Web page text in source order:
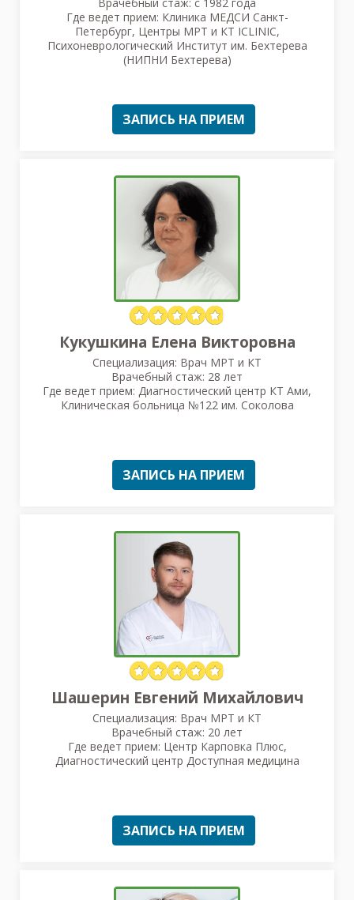
Где ведет прием: Клиника МЕДСИ Санкт-
Петербург, Центры МРТ и КТ ICLINIC,
Психоневрологический Институт им. Бехтерева
(НИПНИ Бехтерева)
ЗАПИСЬ НА ПРИЕМ
Кукушкина Елена Викторовна
Специализация: Врач МРТ и КТ
Врачебный стаж: 28 лет
Где ведет прием: Диагностический центр КТ Ами,
Клиническая больница №122 им. Соколова
ЗАПИСЬ НА ПРИЕМ
Шашерин Евгений Михайлович
Специализация: Врач МРТ и КТ
Врачебный стаж: 20 лет
Где ведет прием: Центр Карповка Плюс,
Диагностический центр Доступная медицина
ЗАПИСЬ НА ПРИЕМ